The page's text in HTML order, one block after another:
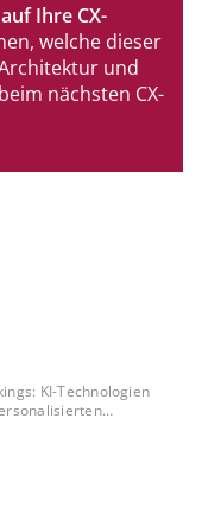
Ihre CX-
welche dieser
und
nächsten CX-
KI-Technologien